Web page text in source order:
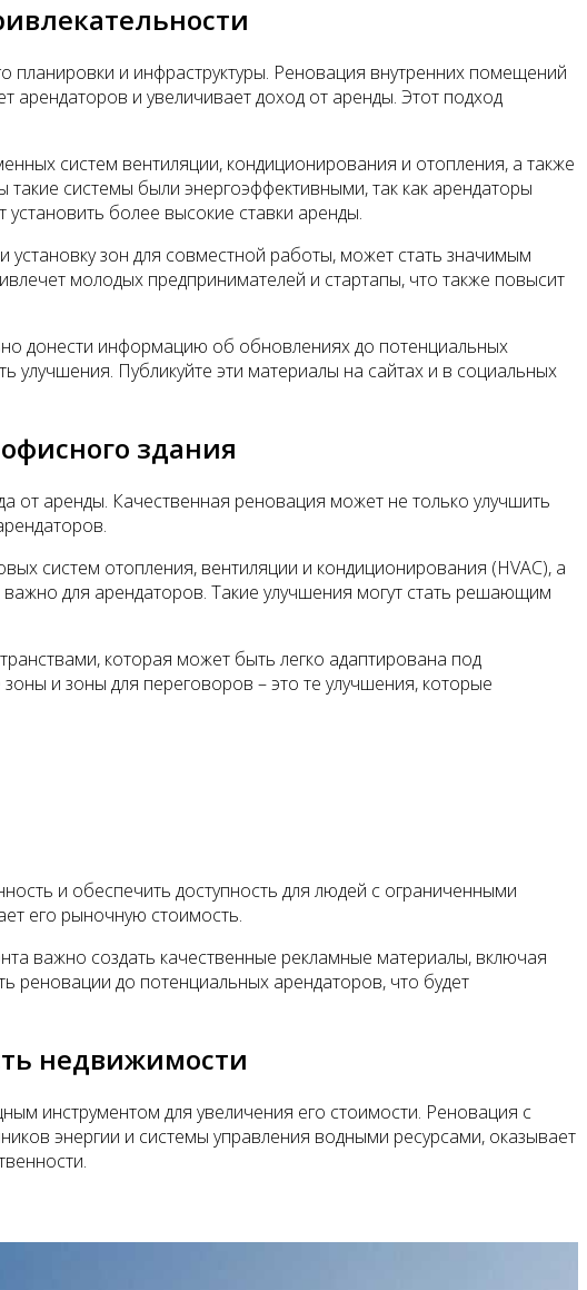
планировки и инфраструктуры. Реновация внутренних помещений
арендаторов и увеличивает доход от аренды. Этот подход
систем вентиляции, кондиционирования и отопления, а также
системы были энергоэффективными, так как арендаторы
более высокие ставки аренды.
установку зон для совместной работы, может стать значимым
молодых предпринимателей и стартапы, что также повысит
донести информацию об обновлениях до потенциальных
Публикуйте эти материалы на сайтах и в социальных
здания
аренды. Качественная реновация может не только улучшить
систем отопления, вентиляции и кондиционирования (HVAC), а
для арендаторов. Такие улучшения могут стать решающим
которая может быть легко адаптирована под
и зоны для переговоров – это те улучшения, которые
и обеспечить доступность для людей с ограниченными
его рыночную стоимость.
важно создать качественные рекламные материалы, включая
реновации до потенциальных арендаторов, что будет
недвижимости
инструментом для увеличения его стоимости. Реновация с
энергии и системы управления водными ресурсами, оказывает